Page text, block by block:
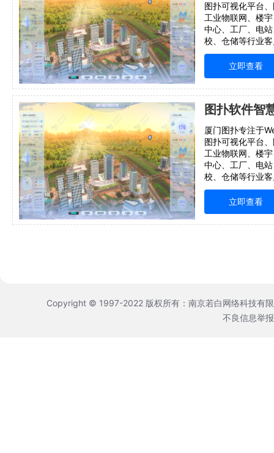
图扑可视化平台
工业物联网、楼
中心、工厂、电
校、仓储等行业
方案华为云云市
展示、数字孪生
多端访问、自主
字经
立即查看
厦门图扑专注于
图扑可视化平台
工业物联网、楼
中心、工厂、电
校、仓储等行业
方案华为云云市
展示、数字孪生
多端访问、自主
字经
立即查看
Copyright © 1997-2022 版权所有：南京若白网络科技有
不良信息举